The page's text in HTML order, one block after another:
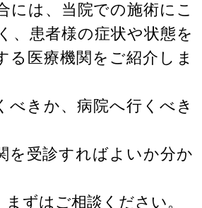
には、当院での施術にこ
、患者様の症状や状態を
る医療機関をご紹介しま
べきか、病院へ行くべき
を受診すればよいか分か
ずはご相談ください。